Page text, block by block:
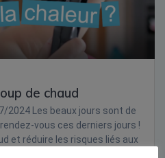
de chaud
2024 Les beaux jours sont de
vous ces derniers jours !
et réduire les risques liés aux